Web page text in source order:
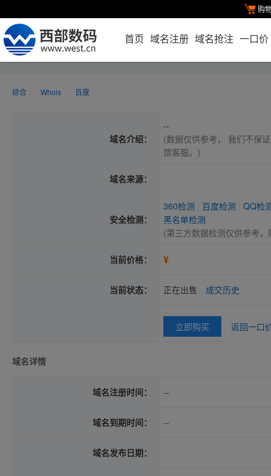
购
首页 域名注册 域名抢注 一口价
综合 Whois 百度
域名介绍：
--
(数据仅供参考， 我们不保
馈客服。）
域名来源：
安全检测：
360检测 百度检测
QQ检
黑名单检测
(第三方数据检测仅供参考
当前价格： ¥
当前状态： 正在出售 成交历史
立即购买 返回一口
域名详情
域名注册时间： --
域名到期时间： --
域名发布日期：